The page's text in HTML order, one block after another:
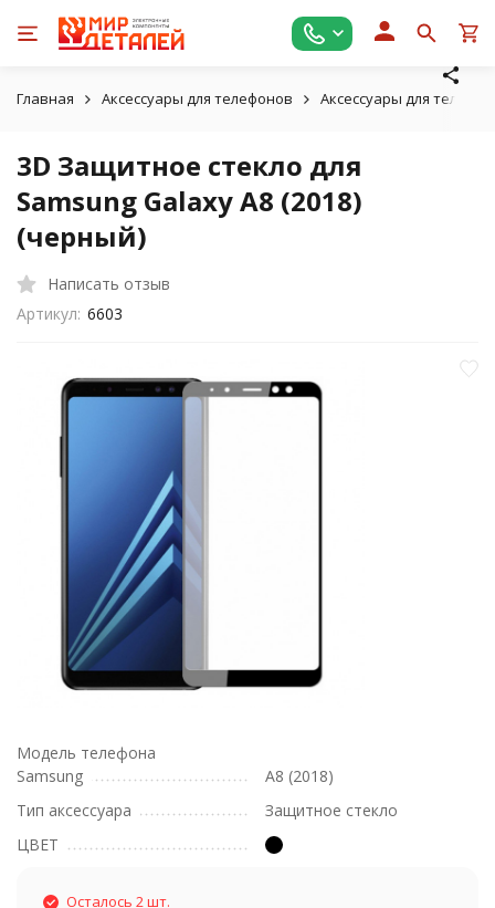
Главная Аксессуары для телефонов Аксессуары для
3D Защитное стекло для
Samsung Galaxy A8 (2018)
(черный)
Написать отзыв
Артикул: 6603
Модель телефона
Samsung
A8 (2018)
Тип аксессуара
Защитное стекло
ЦВЕТ
Осталось 2 шт.